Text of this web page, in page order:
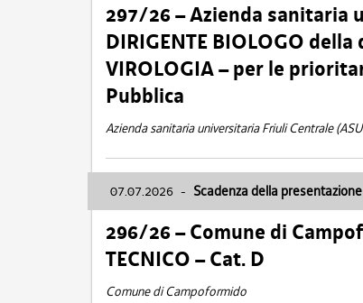
297/26 – Azienda sanitaria
DIRIGENTE BIOLOGO
VIROLOGIA – per le
Pubblica
Azienda sanitaria universitaria Friuli Centrale
07.07.2026 - Scadenza della
296/26 – Comune di
TECNICO – Cat. D
Comune di Campoformido